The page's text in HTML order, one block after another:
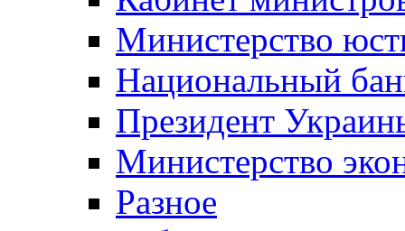
Министерство
Национальный
Президент
Министерство
Разное